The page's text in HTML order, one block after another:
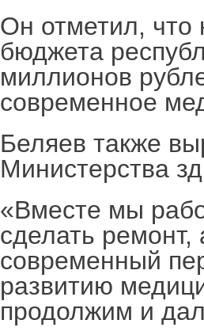
Он отметил, что
бюджета
миллионов
современное
Беляев также
Министерства
«Вместе мы
сделать
современный
развитию
продолжим и